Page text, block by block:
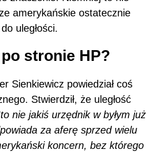
amerykańskie ostatecznie
uległości.
po stronie HP?
Sienkiewicz powiedział coś
Stwierdził, że uległość
to nie jakiś urzędnik w byłym już
za aferę sprzed wielu
koncern, bez którego